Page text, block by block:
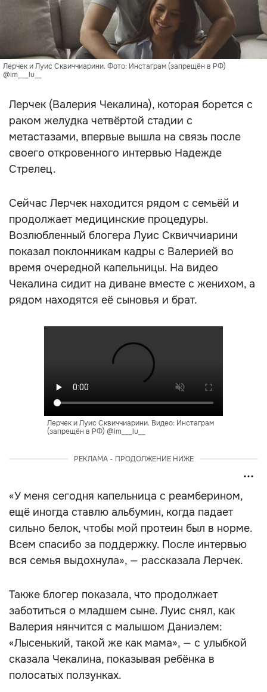
Лерчек и Луис Сквиччиарини. Фото: Инстаграм (запрещён в РФ)
@im___lu__
Лерчек (Валерия Чекалина), которая борется с
раком желудка четвёртой стадии с
метастазами, впервые вышла на связь после
своего откровенного интервью Надежде
Стрелец.
Сейчас Лерчек находится рядом с семьёй и
продолжает медицинские процедуры.
Возлюбленный блогера Луис Сквиччиарини
показал поклонникам кадры с Валерией во
время очередной капельницы. На видео
Чекалина сидит на диване вместе с женихом, а
рядом находятся её сыновья и брат.
Лерчек и Луис Сквиччиарини. Видео: Инстаграм
(запрещён в РФ) @im___lu__
РЕКЛАМА - ПРОДОЛЖЕНИЕ НИЖЕ
«У меня сегодня капельница с реамберином,
ещё иногда ставлю альбумин, когда падает
сильно белок, чтобы мой протеин был в норме.
Всем спасибо за поддержку. После интервью
вся семья выдохнула», — рассказала Лерчек.
Также блогер показала, что продолжает
заботиться о младшем сыне. Луис снял, как
Валерия нянчится с малышом Даниэлем:
«Лысенький, такой же как мама», — с улыбкой
сказала Чекалина, показывая ребёнка в
полосатых ползунках.